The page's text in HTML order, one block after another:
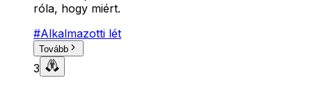
róla, hogy miért.
#Alkalmazotti lét
Tovább
3